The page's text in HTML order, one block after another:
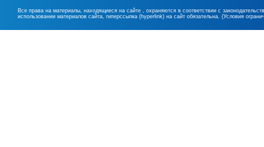
Все права на материалы, находящиеся на сайте , охраняются в соответствии с
использовании материалов сайта, гиперссылка (hyperlink) на сайт обязательна. (Условия